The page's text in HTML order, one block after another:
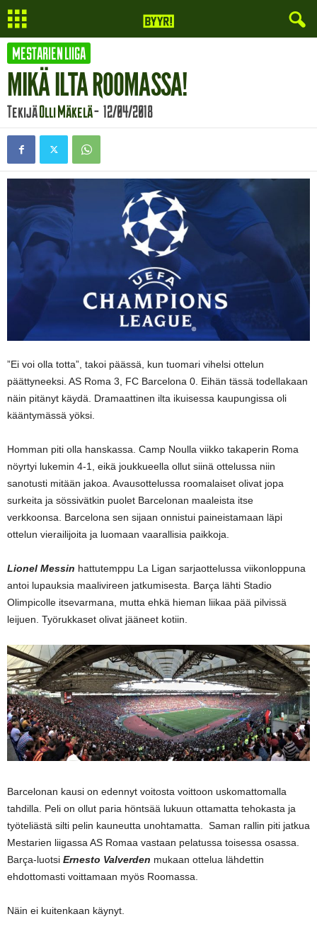
MESTARIEN LIIGA
MIKÄ ILTA ROOMASSA!
TekijäOlli Mäkelä- 12/04/2018
”Ei voi olla totta”, takoi päässä, kun tuomari vihelsi ottelun
päättyneeksi. AS Roma 3, FC Barcelona 0. Eihän tässä todellakaan
näin pitänyt käydä. Dramaattinen ilta ikuisessa kaupungissa oli
kääntymässä yöksi.
Homman piti olla hanskassa. Camp Noulla viikko takaperin Roma
nöyrtyi lukemin 4-1, eikä joukkueella ollut siinä ottelussa niin
sanotusti mitään jakoa. Avausottelussa roomalaiset olivat jopa
surkeita ja sössivätkin puolet Barcelonan maaleista itse
verkkoonsa. Barcelona sen sijaan onnistui paineistamaan läpi
ottelun vierailijoita ja luomaan vaarallisia paikkoja.
Lionel Messin hattutemppu La Ligan sarjaottelussa viikonloppuna
antoi lupauksia maalivireen jatkumisesta. Barça lähti Stadio
Olimpicolle itsevarmana, mutta ehkä hieman liikaa pää pilvissä
leijuen. Työrukkaset olivat jääneet kotiin.
Barcelonan kausi on edennyt voitosta voittoon uskomattomalla
tahdilla. Peli on ollut paria höntsää lukuun ottamatta tehokasta ja
työteliästä silti pelin kauneutta unohtamatta. Saman rallin piti jatkua
Mestarien liigassa AS Romaa vastaan pelatussa toisessa osassa.
Barça-luotsi Ernesto Valverden mukaan ottelua lähdettin
ehdottomasti voittamaan myös Roomassa.
Näin ei kuitenkaan käynyt.